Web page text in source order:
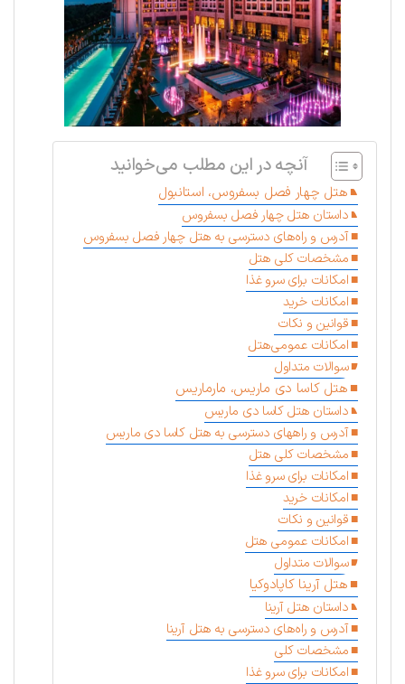
آنچه در این مطلب می‌خوانید
هتل چهار فصل بسفروس، استانبول
داستان هتل چهار فصل بسفروس
آدرس و راه‌های دسترسی به هتل چهار فصل بسفروس
مشخصات کلی هتل
امکانات برای سرو غذا
امکانات خرید
قوانین و نکات
امکانات عمومی‌هتل
سوالات متداول
هتل کاسا دی ماریس، مارماریس
داستان هتل کاسا دی ماریس
آدرس و راههای دسترسی به هتل کاسا دی ماریس
مشخصات کلی هتل
امکانات برای سرو غذا
امکانات خرید
قوانین و نکات
امکانات عمومی هتل
سوالات متداول
هتل آرینا کاپادوکیا
داستان هتل آرینا
آدرس و راه‌های دسترسی به هتل آرینا
مشخصات کلی
امکانات برای سرو غذا